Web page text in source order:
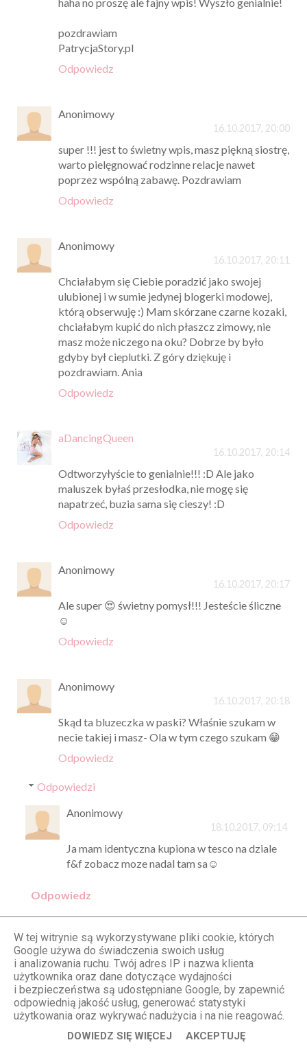
pozdrawiam
PatrycjaStory.pl
Odpowiedz
Anonimowy
16.10.2017, 20:00
super !!! jest to świetny wpis, masz piękną siostrę,
warto pielęgnować rodzinne relacje nawet
poprzez wspólną zabawę. Pozdrawiam
Odpowiedz
Anonimowy
16.10.2017, 20:11
Chciałabym się Ciebie poradzić jako swojej
ulubionej i w sumie jedynej blogerki modowej,
którą obserwuję :) Mam skórzane czarne kozaki,
chciałabym kupić do nich płaszcz zimowy, nie
masz może niczego na oku? Dobrze by było
gdyby był cieplutki. Z góry dziękuję i
pozdrawiam. Ania
Odpowiedz
aDancingQueen
16.10.2017, 20:14
Odtworzyłyście to genialnie!!! :D Ale jako
maluszek byłaś przesłodka, nie mogę się
napatrzeć, buzia sama się cieszy! :D
Odpowiedz
Anonimowy
16.10.2017, 20:17
Ale super 😍 świetny pomysł!!! Jesteście śliczne
☺
Odpowiedz
Anonimowy
16.10.2017, 20:18
Skąd ta bluzeczka w paski? Właśnie szukam w
necie takiej i masz- Ola w tym czego szukam 😁
Odpowiedz
Odpowiedzi
Anonimowy
18.10.2017, 09:14
Ja mam identyczna kupiona w tesco na dziale
f&f zobacz moze nadal tam sa☺
Odpowiedz
Werka ;)
16.10.2017, 20:22
Otworzenie zdjęcia z dzieciństwa to coś
wspaniałego ;) widać że się stałaś piękniejsza i
okrąglejsza :) jak to mówią - "Kochanego ciała
nigdy za wiele." I jest więcej do przytulania ;) Mąż
za pewne z tego się cieszy ;) Nie przejmuj się,
W tej witrynie są wykorzystywane pliki cookie, których
Google używa do świadczenia swoich usług
i analizowania ruchu. Twój adres IP i nazwa klienta
użytkownika oraz dane dotyczące wydajności
i bezpieczeństwa są udostępniane Google, by zapewnić
odpowiednią jakość usług, generować statystyki
użytkowania oraz wykrywać nadużycia i na nie reagować.
DOWIEDZ SIĘ WIĘCEJ AKCEPTUJĘ